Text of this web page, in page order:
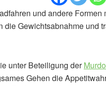
und andere
die Gewichtsabnahme und
unter Beteiligung der
Gehen die